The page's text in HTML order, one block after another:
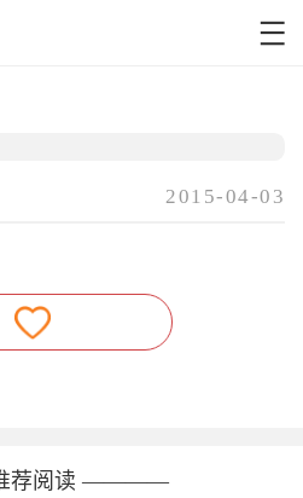
2015-04-03
阅读 ————